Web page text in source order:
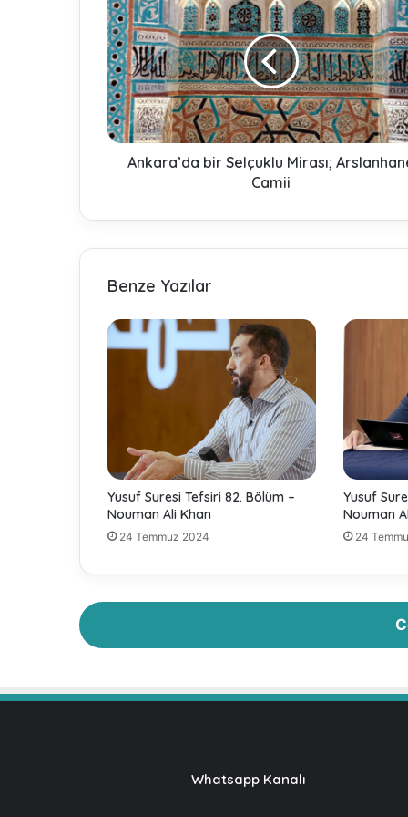
n
k
a
r
a
’
d
a
S
u
l
u
ı
A
s
n
C
Ankara’da bir Selçuklu Mirası;
Camii
Benze Yazılar
Yusuf Suresi Tefsiri 82. Bölüm –
Nouman Ali Khan
24 Temmuz 2024
Yusuf
Nouman
24
Whatsapp Kanalı